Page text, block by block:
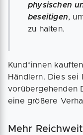
physischen
beseitigen,
zu halten.
Kund*innen
Händlern. Dies
vorübergehenden
eine größere
Mehr